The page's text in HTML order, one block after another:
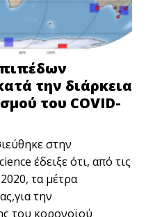
την διάρκεια
του COVID-
στην
έδειξε ότι, από τις
τα μέτρα
την
του κορονοϊού